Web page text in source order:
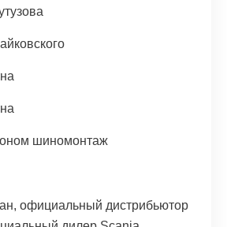
шиномонтаж
официальный дистрибьютор